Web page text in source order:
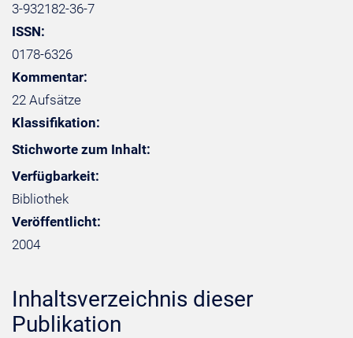
3-932182-36-7
ISSN:
0178-6326
Kommentar:
22 Aufsätze
Klassifikation:
Stichworte zum Inhalt:
Verfügbarkeit:
Bibliothek
Veröffentlicht:
2004
Inhaltsverzeichnis dieser
Publikation